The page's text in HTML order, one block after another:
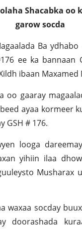
Shacabka oo
garow socda
Ba
ee ka bannaan
ibaan
oo gaaray
ayaa kormeer
GSH # 176.
looga
yihiin ilaa
Musharax
waxaa socday
doorashada